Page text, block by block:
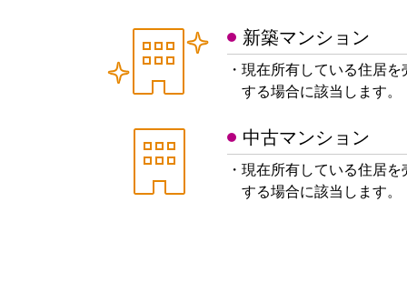
新築マンション
・現在所有している住居
する場合に該当します。
中古マンション
・現在所有している住居
する場合に該当します。